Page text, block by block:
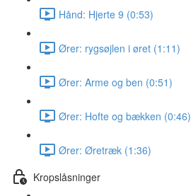
Hånd: Hjerte 9 (0:53)
Ører: rygsøjlen i øret (1:11)
Ører: Arme og ben (0:51)
Ører: Hofte og bækken (0:46)
Ører: Øretræk (1:36)
Kropslåsninger